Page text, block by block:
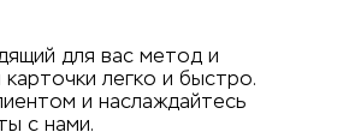
для вас метод и
легко и быстро.
и наслаждайтесь
с нами.